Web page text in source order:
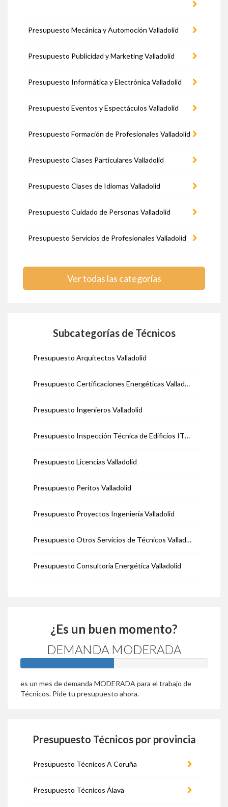
Presupuesto Mecánica y Automoción Valladolid
Presupuesto Publicidad y Marketing Valladolid
Presupuesto Informática y Electrónica Valladolid
Presupuesto Eventos y Espectáculos Valladolid
Presupuesto Formación de Profesionales Valladolid
Presupuesto Clases Particulares Valladolid
Presupuesto Clases de Idiomas Valladolid
Presupuesto Cuidado de Personas Valladolid
Presupuesto Servicios de Profesionales Valladolid
Ver todas las categorías
Subcategorías de Técnicos
Presupuesto Arquitectos Valladolid
Presupuesto Certificaciones Energéticas Valladolid
Presupuesto Ingenieros Valladolid
Presupuesto Inspección Técnica de Edificios ITE Valladolid
Presupuesto Licencias Valladolid
Presupuesto Peritos Valladolid
Presupuesto Proyectos Ingeniería Valladolid
Presupuesto Otros Servicios de Técnicos Valladolid
Presupuesto Consultoría Energética Valladolid
¿Es un buen momento?
DEMANDA MODERADA
es un mes de demanda MODERADA para el trabajo de
Técnicos. Pide tu presupuesto ahora.
Presupuesto Técnicos por provincia
Presupuesto Técnicos A Coruña
Presupuesto Técnicos Álava